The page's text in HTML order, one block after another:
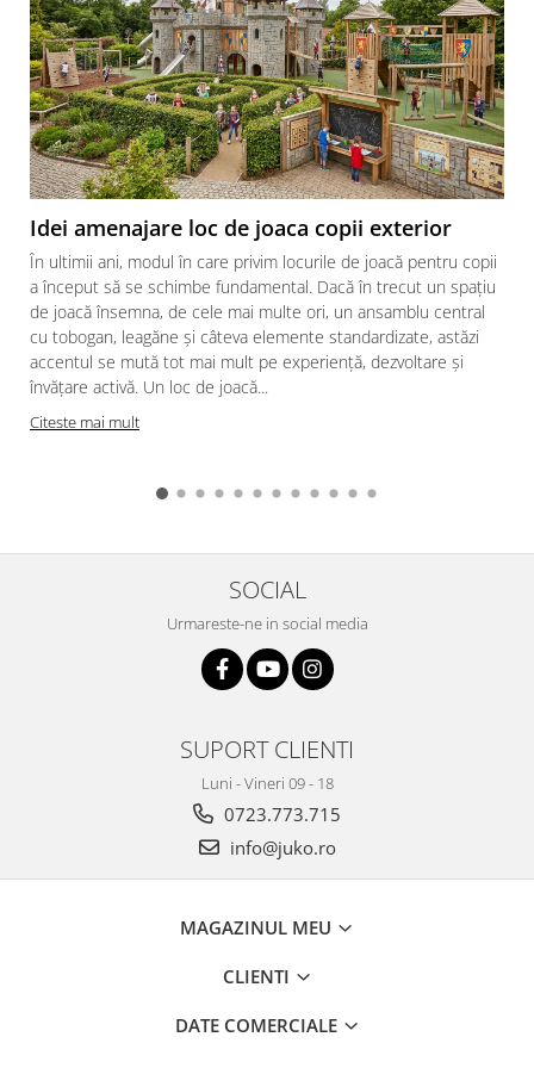
Idei amenajare loc de joaca copii exterior
În ultimii ani, modul în care privim locurile de joacă pentru copii
a început să se schimbe fundamental. Dacă în trecut un spațiu
de joacă însemna, de cele mai multe ori, un ansamblu central
cu tobogan, leagăne și câteva elemente standardizate, astăzi
accentul se mută tot mai mult pe experiență, dezvoltare și
învățare activă. Un loc de joacă...
Citeste mai mult
SOCIAL
Urmareste-ne in social media
SUPORT CLIENTI
Luni - Vineri 09 - 18
0723.773.715
info@juko.ro
MAGAZINUL MEU
CLIENTI
DATE COMERCIALE